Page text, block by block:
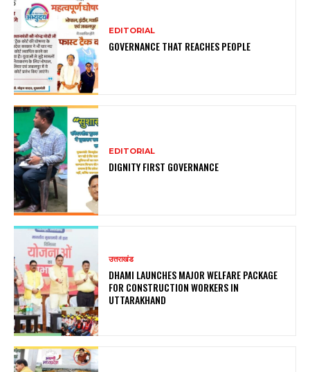
EDITORIAL
GOVERNANCE THAT REACHES PEOPLE
EDITORIAL
DIGNITY FIRST GOVERNANCE
उत्तराखंड
DHAMI LAUNCHES MAJOR WELFARE PACKAGE
FOR CONSTRUCTION WORKERS IN
UTTARAKHAND